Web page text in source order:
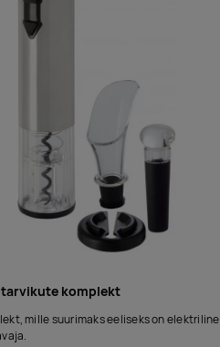
komplekt
mille suurimaks eeliseks on elektriline